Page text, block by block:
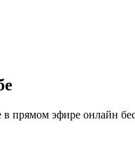
прямом эфире онлайн